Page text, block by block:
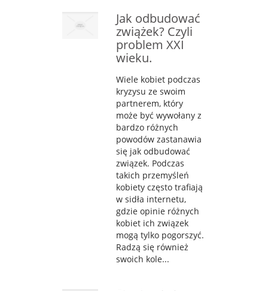
Jak odbudować
zwiążek? Czyli
problem XXI
wieku.
Wiele kobiet podczas
kryzysu ze swoim
partnerem, który
może być wywołany z
bardzo różnych
powodów zastanawia
się jak odbudować
związek. Podczas
takich przemyśleń
kobiety często trafiają
w sidła internetu,
gdzie opinie różnych
kobiet ich związek
mogą tylko pogorszyć.
Radzą się również
swoich kole...